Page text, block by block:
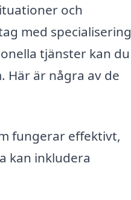
och
med specialisering
tjänster kan du
Här är några av de
fungerar effektivt,
kan inkludera